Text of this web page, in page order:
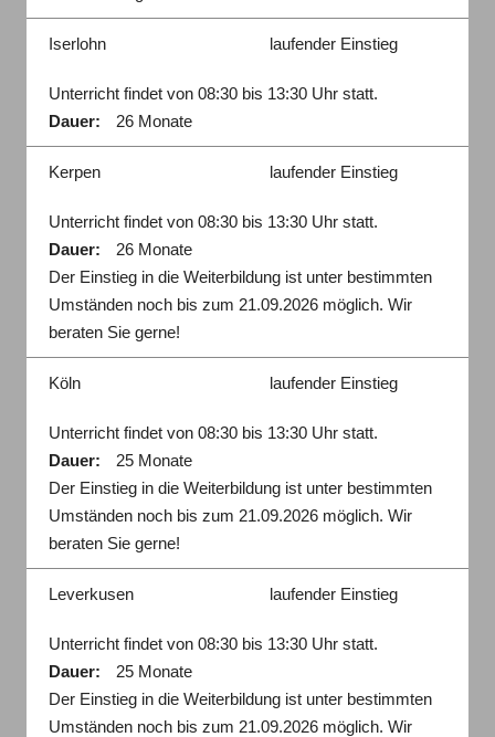
Iserlohn laufender Einstieg
Unterricht findet von 08:30 bis 13:30 Uhr statt.
Dauer:
26 Monate
Kerpen laufender Einstieg
Unterricht findet von 08:30 bis 13:30 Uhr statt.
Dauer:
26 Monate
Der Einstieg in die Weiterbildung ist unter bestimmten
Umständen noch bis zum 21.09.2026 möglich. Wir
beraten Sie gerne!
Köln laufender Einstieg
Unterricht findet von 08:30 bis 13:30 Uhr statt.
Dauer:
25 Monate
Der Einstieg in die Weiterbildung ist unter bestimmten
Umständen noch bis zum 21.09.2026 möglich. Wir
beraten Sie gerne!
Leverkusen laufender Einstieg
Unterricht findet von 08:30 bis 13:30 Uhr statt.
Dauer:
25 Monate
Der Einstieg in die Weiterbildung ist unter bestimmten
Umständen noch bis zum 21.09.2026 möglich. Wir